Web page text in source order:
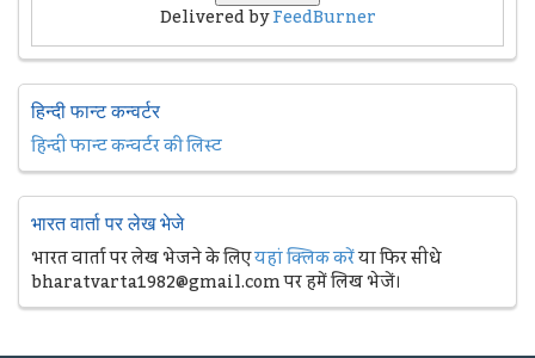
Delivered byFeedBurner
हिन्दी फान्ट कन्वर्टर
हिन्दी फान्ट कन्वर्टर की लिस्ट
भारत वार्ता पर लेख भेजे
भारत वार्ता पर लेख भेजने के लिएयहां क्लिक करेंया फिर सीधे
bharatvarta1982@gmail.com पर हमें लिख भेजें।